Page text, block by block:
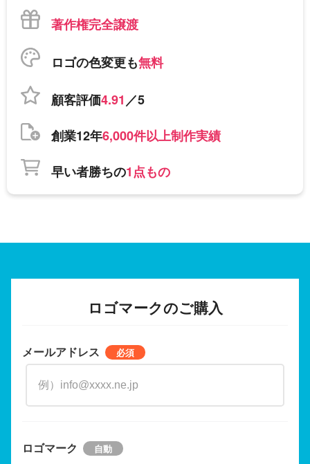
著作権完全譲渡
ロゴの色変更も無料
顧客評価4.91／5
創業12年6,000件以上制作実績
早い者勝ちの1点もの
ロゴマークのご購入
メールアドレス
ロゴマーク